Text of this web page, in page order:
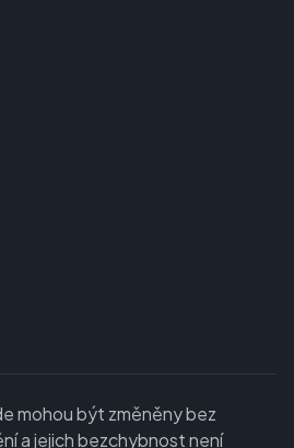
mohou být změněny bez
a jejich bezchybnost není